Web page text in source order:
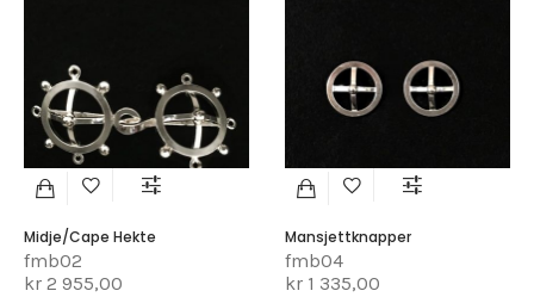
Midje/cape Hekte
fmb02
kr 2 955,00
Mansjettknapper
fmb04
kr 1 335,00